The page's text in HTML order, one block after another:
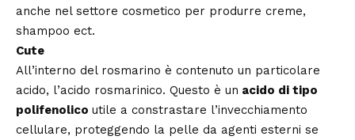
anche nel settore cosmetico per produrre creme,
shampoo ect.
Cute
All’interno del rosmarino è contenuto un particolare
acido, l’acido rosmarinico. Questo è un acido di tipo
polifenolico utile a constrastare l’invecchiamento
cellulare, proteggendo la pelle da agenti esterni se